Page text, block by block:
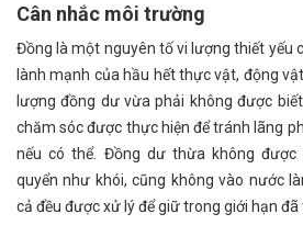
Cân nhắc môi trường
Đồng là một nguyên tố vi lượng thiết yếu
lành mạnh của hầu hết thực vật, động
lượng đồng dư vừa phải không được
chăm sóc được thực hiện để tránh lãng
nếu có thể. Đồng dư thừa không
quyển như khói, cũng không vào nước
cả đều được xử lý để giữ trong giới hạn đã